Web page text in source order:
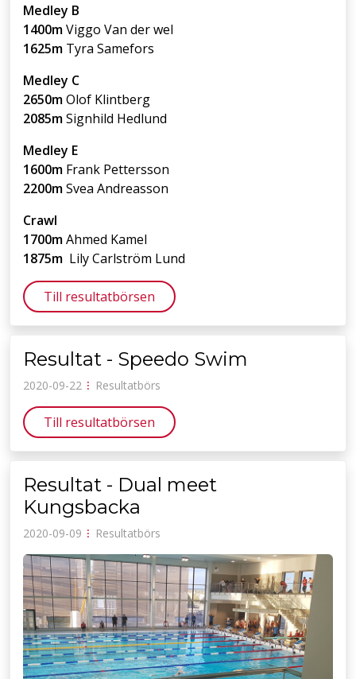
Medley B
1400mViggo Van der wel
1625m Tyra Samefors
Medley C
2650mOlof Klintberg
2085mSignhild Hedlund
Medley E
1600m Frank Pettersson
2200mSvea Andreasson
Crawl
1700mAhmed Kamel
1875m Lily Carlström Lund
Till resultatbörsen
Resultat - Speedo Swim
2020-09-22 ⁝ Resultatbörs
Till resultatbörsen
Resultat - Dual meet
Kungsbacka
2020-09-09 ⁝ Resultatbörs